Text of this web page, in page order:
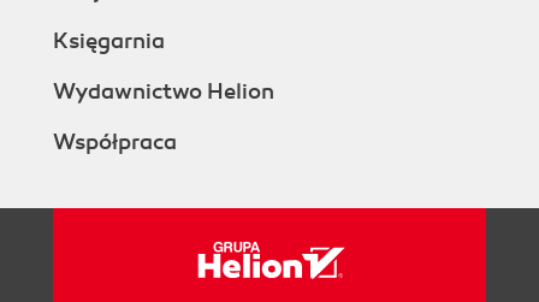
Rozmawianie z klientami
dotyczących klienta w formie
Księgarnia
Wydawnictwo Helion
Współpraca